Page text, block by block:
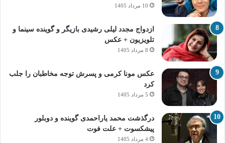
10 مرداد 1405
ازدواج مجدد لیلی رشیدی بازیگر و گوینده سینما و
تلویزیون + عکس
8 مرداد 1405
عکس مونا کرمی و پسرش توجه مخاطبان را جلب
کرد
5 مرداد 1405
درگذشت محمد یاراحمدی گوینده و دوبلور
پیشکسوت + علت فوت
4 مرداد 1405